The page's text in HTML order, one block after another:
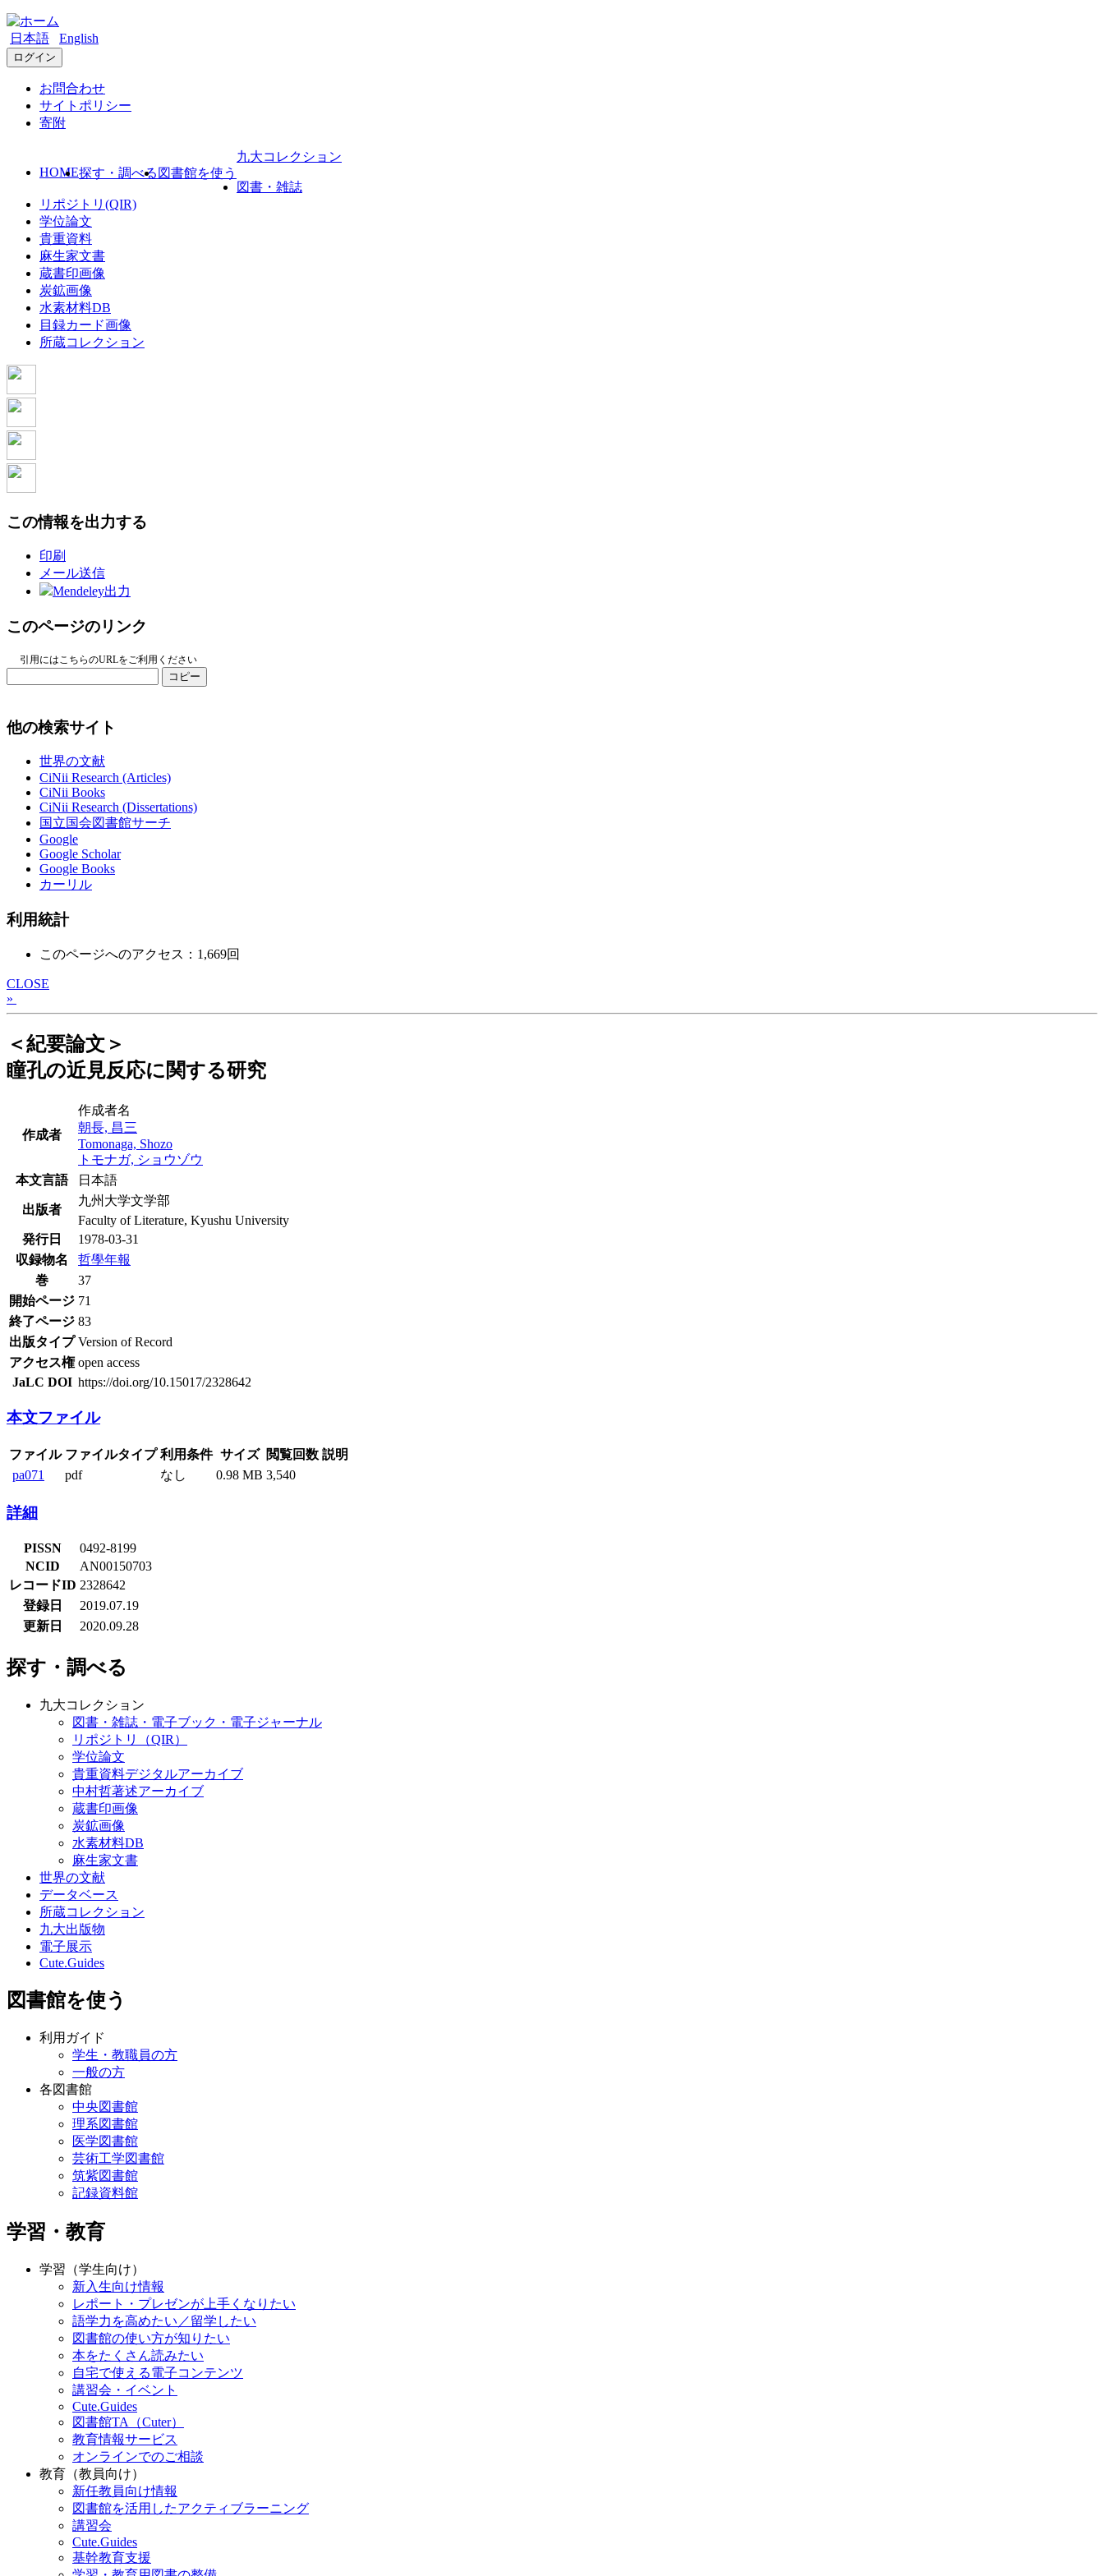
日本語 English
ログイン
お問合わせ
サイトポリシー
寄附
HOME探す・調べる 図書館を使う
九大コレクション
図書・雑誌
リポジトリ(QIR)
学位論文
貴重資料
麻生家文書
蔵書印画像
炭鉱画像
水素材料DB
目録カード画像
所蔵コレクション
この情報を出力する
印刷
メール送信
Mendeley出力
このページのリンク
引用にはこちらのURLをご利用ください
コピー
他の検索サイト
世界の文献
CiNii Research (Articles)
CiNii Books
CiNii Research (Dissertations)
国立国会図書館サーチ
Google
Google Scholar
Google Books
カーリル
利用統計
このページへのアクセス：1,669回
CLOSE
»
＜紀要論文＞
瞳孔の近見反応に関する研究
作成者
作成者名
朝長, 昌三
Tomonaga, Shozo
トモナガ, ショウゾウ
本文言語
日本語
出版者
九州大学文学部
Faculty of Literature, Kyushu University
発行日
1978-03-31
収録物名
哲學年報
巻
37
開始ページ 71
終了ページ 83
出版タイプ Version of Record
アクセス権 open access
JaLC DOI https://doi.org/10.15017/2328642
本文ファイル
ファイル ファイルタイプ 利用条件 サイズ 閲覧回数 説明
pa071
pdf なし 0.98 MB 3,540
詳細
PISSN
0492-8199
NCID
AN00150703
レコードID 2328642
登録日
2019.07.19
更新日
2020.09.28
探す・調べる
九大コレクション
図書・雑誌・電子ブック・電子ジャーナル
リポジトリ（QIR）
学位論文
貴重資料デジタルアーカイブ
中村哲著述アーカイブ
蔵書印画像
炭鉱画像
水素材料DB
麻生家文書
世界の文献
データベース
所蔵コレクション
九大出版物
電子展示
Cute.Guides
図書館を使う
利用ガイド
学生・教職員の方
一般の方
各図書館
中央図書館
理系図書館
医学図書館
芸術工学図書館
筑紫図書館
記録資料館
学習・教育
学習（学生向け）
新入生向け情報
レポート・プレゼンが上手くなりたい
語学力を高めたい／留学したい
図書館の使い方が知りたい
本をたくさん読みたい
自宅で使える電子コンテンツ
講習会・イベント
Cute.Guides
図書館TA（Cuter）
教育情報サービス
オンラインでのご相談
教育（教員向け）
新任教員向け情報
図書館を活用したアクティブラーニング
講習会
Cute.Guides
基幹教育支援